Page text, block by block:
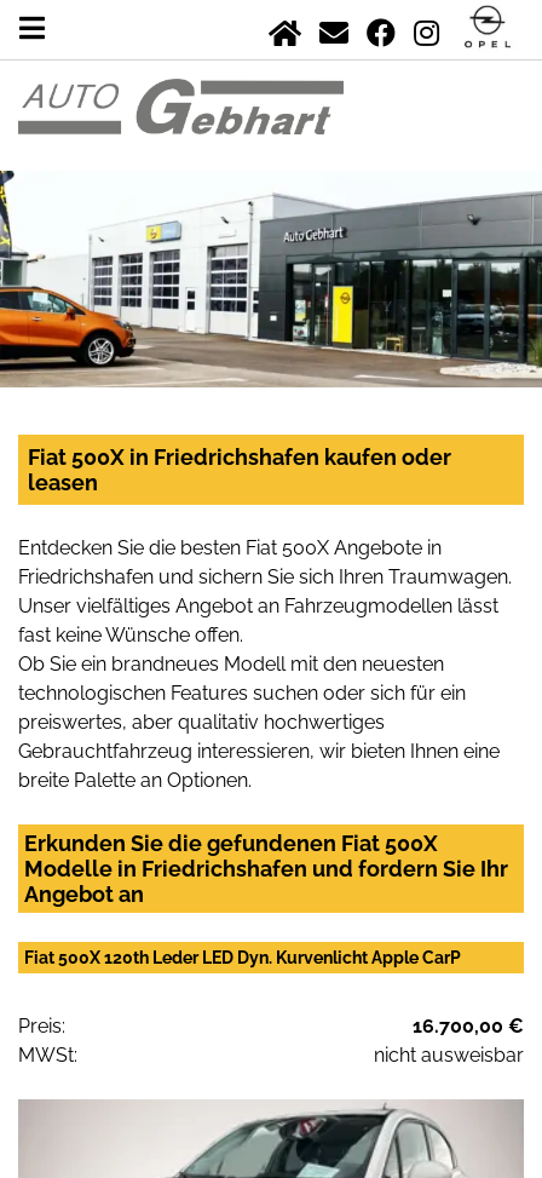
Fiat 500X in Friedrichshafen kaufen oder
leasen
Entdecken Sie die besten Fiat 500X Angebote in
Friedrichshafen und sichern Sie sich Ihren Traumwagen.
Unser vielfältiges Angebot an Fahrzeugmodellen lässt
fast keine Wünsche offen.
Ob Sie ein brandneues Modell mit den neuesten
technologischen Features suchen oder sich für ein
preiswertes, aber qualitativ hochwertiges
Gebrauchtfahrzeug interessieren, wir bieten Ihnen eine
breite Palette an Optionen.
Erkunden Sie die gefundenen Fiat 500X
Modelle in Friedrichshafen und fordern Sie Ihr
Angebot an
Fiat 500X 120th Leder LED Dyn. Kurvenlicht Apple CarP
Preis:
16.700,00 €
MWSt:
nicht ausweisbar